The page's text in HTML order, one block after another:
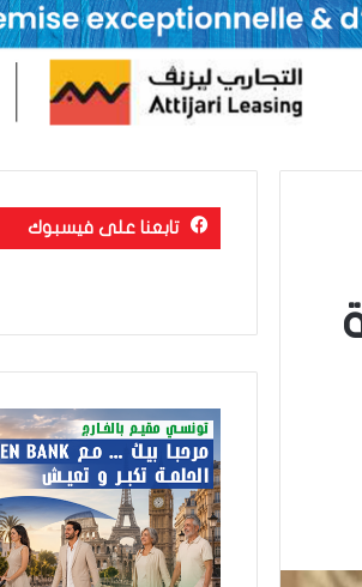
تابعنا على فيسبوك